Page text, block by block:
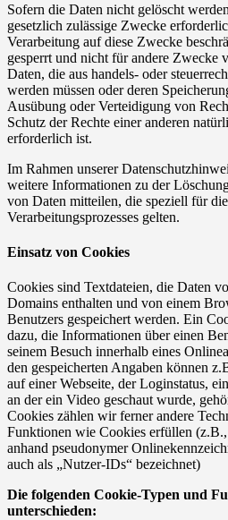
Sofern die Daten nicht gelöscht
gesetzlich zulässige Zwecke
Verarbeitung auf diese Zwecke
gesperrt und nicht für andere Zwecke
Daten, die aus handels- oder
werden müssen oder deren
Ausübung oder Verteidigung von
Schutz der Rechte einer anderen
erforderlich ist.
Im Rahmen unserer
weitere Informationen zu der
von Daten mitteilen, die speziell für
Verarbeitungsprozesses gelten.
Einsatz von Cookies
Cookies sind Textdateien, die Daten
Domains enthalten und von einem
Benutzers gespeichert werden. Ein
dazu, die Informationen über einen
seinem Besuch innerhalb eines
den gespeicherten Angaben können
auf einer Webseite, der Loginstatus,
an der ein Video geschaut wurde,
Cookies zählen wir ferner andere
Funktionen wie Cookies erfüllen
anhand pseudonymer
auch als „Nutzer-IDs“ bezeichnet)
Die folgenden Cookie-Typen und
unterschieden: